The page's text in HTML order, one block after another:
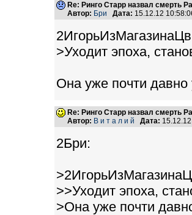
Re: Ринго Старр назвал смерть
Автор: Бри Дата: 15.12.12
>Уходит эпоха,
Она уже почти
Re: Ринго Старр назвал смерть
Автор: В и т а л и й Дата:
2Бри:
>>Уходит эпоха,
>Она уже почти